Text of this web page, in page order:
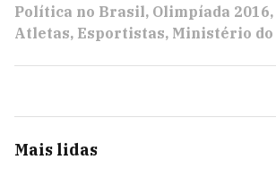
Política no Brasil Olimpíada 2016
Atletas Esportistas Ministério do
Mais lidas